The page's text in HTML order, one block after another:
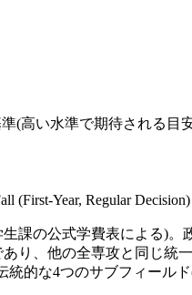
(高い水準で期待される
(First-Year, Regular
課の公式学費表による)
り、他の全専攻と同じ
的な4つのサブフィール